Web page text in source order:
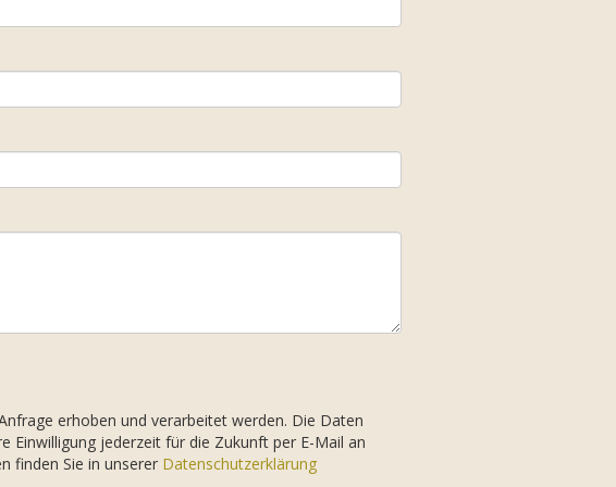
erhoben und verarbeitet werden. Die Daten
Einwilligung jederzeit für die Zukunft per E-Mail an
finden Sie in unserer Datenschutzerklärung